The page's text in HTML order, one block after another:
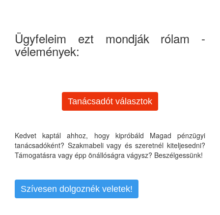
Ügyfeleim ezt mondják rólam -
vélemények:
Tanácsadót választok
Kedvet kaptál ahhoz, hogy kipróbáld Magad pénzügyi
tanácsadóként? Szakmabeli vagy és szeretnél kiteljesedni?
Támogatásra vagy épp önállóságra vágysz? Beszélgessünk!
Szívesen dolgoznék veletek!